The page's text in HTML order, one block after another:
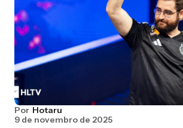
Por Hotaru
9 de novembro de 2025